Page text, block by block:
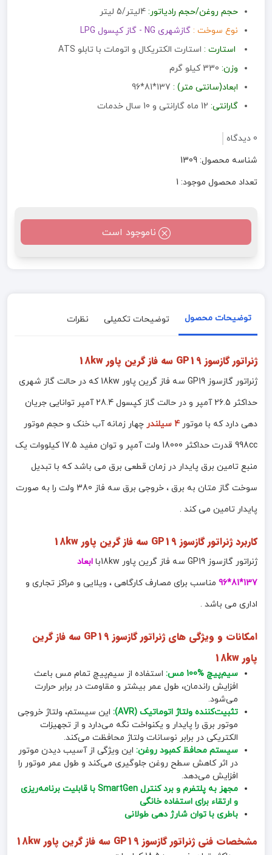
حجم روغن/حجم رادیاتور: 4لیتر/5 لیتر
نوع سوخت : گازشهری NG - گاز کپسول LPG
استارت : استارت الکتریکال و اتومات با تابلو ATS
وزن: 330 کیلو گرم
ابعاد(سانتی متر) :
گارانتی: 12 ماه گارانتی و 10 سال خدمات
0 دیدگاه
شناسه محصول: 1309
تعداد محصول موجود: 1
ناموجود است
توضیحات محصول توضیحات تکمیلی نظرات
ژنراتور گازسوز GP19 سه فاز گرین پاور 18kw
ژنراتور گازسوز GP19 سه فاز گرین پاور 18kw که در حالت گاز شهری
حداکثر 26.5 آمپر و در حالت گاز کپسول 28.4 آمپر توانایی جریان
دهی دارد که با موتور4 سیلندر
چهار زمانه آب خنک و حجم موتور
998cc قدرت حداکثر 18000 ولت آمپر و توان مفید 17.5 کیلووات یک
منبع تامین برق پایدار در زمان قطعی برق می باشد که با تبدیل
سوخت گاز متان به برق ، خروجی برق سه فاز 380 ولت را به صورت
پایدار تامین می کند .
کاربرد ژنراتور گازسوز GP19 سه فاز گرین پاور 18kw
ژنراتور گازسوز GP19 سه فاز گرین پاور 18kwبا
ابعاد
137*81*96
مناسب برای مصارف کارگاهی ، ویلایی و مراکز تجاری و
اداری می باشد .
امکانات و ویژگی های ژنراتور گازسوز GP19 سه فاز گرین
پاور 18kw
سیم‌پیچ %100 مس:
استفاده از سیم‌پیچ تمام مس باعث
افزایش راندمان، طول عمر بیشتر و مقاومت در برابر حرارت
می‌شود.
تثبیت‌کننده ولتاژ اتوماتیک (AVR):
این سیستم، ولتاژ خروجی
موتور برق را پایدار و یکنواخت نگه می‌دارد و از تجهیزات
الکتریکی در برابر نوسانات ولتاژ محافظت می‌کند.
سیستم محافظ کمبود روغن: این ویژگی از آسیب دیدن موتور
در اثر کاهش سطح روغن جلوگیری می‌کند و طول عمر موتور را
افزایش می‌دهد.
مجهز به پلتفرم و برد کنترل SmartGen با قابلیت برنامه‌ریزی
و ارتقاء برای استفاده خانگی
باطری با توان شارژ دهی طولانی
مشخصات فنی ژنراتور گازسوز GP19 سه فاز گرین پاور 18kw